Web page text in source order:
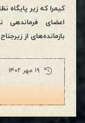
اعضای فرماندهی
بازمانده‌های از
۱۹ مهر ۱۴۰۲